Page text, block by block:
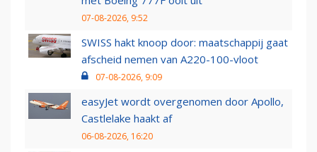
07-08-2026, 9:52
SWISS hakt knoop door: maatschappij gaat
afscheid nemen van A220-100-vloot
07-08-2026, 9:09
easyJet wordt overgenomen door Apollo,
Castlelake haakt af
06-08-2026, 16:20